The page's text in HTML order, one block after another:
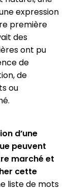
expression
première
des
ont pu
de
de
ou
d’une
peuvent
marché et
cette
liste de mots